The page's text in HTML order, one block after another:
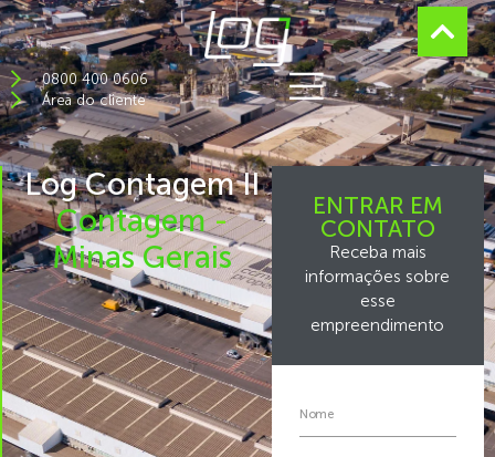
0800 400 0606
Área do cliente
Log Contagem II
Contagem-
Minas Gerais
ENTRAR EM
CONTATO
Receba mais
informações sobre
esse
empreendimento